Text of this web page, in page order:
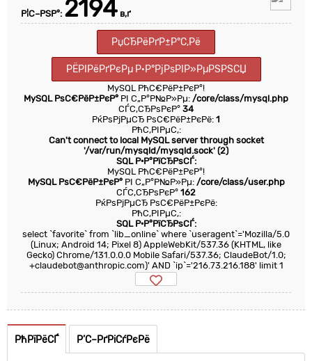
Р¦С–РЅР°: 2194 в‚ґ
РџСЂРёРґР±Р°С‚Рё
РЁРІРёРґРєРµ Р·Р°РјРѕРІР»РµРЅРЅСЏ
MySQL РћС€РёР±РєР°!
MySQL РѕС€РёР±РєР° РІ С„Р°Р№Р»Рµ: /core/class/mysql.php
СЃС‚СЂРѕРєР° 34
РќРѕРјРµСЂ РѕС€РёР±РєРё: 1
РћС‚РІРµС‚:
Can't connect to local MySQL server through socket
'/var/run/mysqld/mysqld.sock' (2)
SQL Р·Р°РїСЂРѕСЃ:
MySQL РћС€РёР±РєР°!
MySQL РѕС€РёР±РєР°РІ С„Р°Р№Р»Рµ: /core/class/user.php
СЃС‚СЂРѕРєР° 162
РќРѕРјРµСЂ РѕС€РёР±РєРё:
РћС‚РІРµС‚:
SQL Р·Р°РїСЂРѕСЃ:
select `favorite` from `lib_online` where `useragent`='Mozilla/5.0
(Linux; Android 14; Pixel 8) AppleWebKit/537.36 (KHTML, like
Gecko) Chrome/131.0.0.0 Mobile Safari/537.36; ClaudeBot/1.0;
+claudebot@anthropic.com)' AND `ip`='216.73.216.188' limit 1
РћРїРёСЃ Р’С–РґРіСѓРєРё